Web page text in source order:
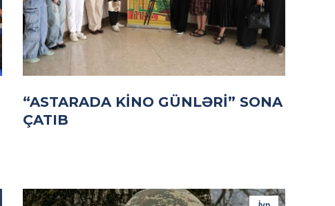
“ASTARADA KINO GÜNLƏRI” SONA
ÇATIB